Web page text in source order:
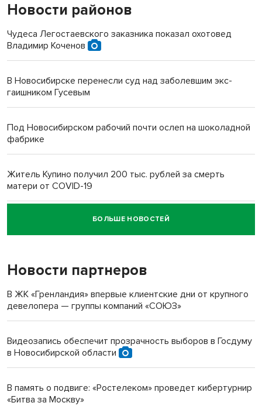
Новости районов
Чудеса Легостаевского заказника показал охотовед
Владимир Коченов
В Новосибирске перенесли суд над заболевшим экс-
гаишником Гусевым
Под Новосибирском рабочий почти ослеп на шоколадной
фабрике
Житель Купино получил 200 тыс. рублей за смерть
матери от COVID-19
Новосибирский суд наказал водителя за смерть
пенсионерки на вокзале
БОЛЬШЕ НОВОСТЕЙ
Новости партнеров
В ЖК «Гренландия» впервые клиентские дни от крупного
девелопера — группы компаний «СОЮЗ»
Видеозапись обеспечит прозрачность выборов в Госдуму
в Новосибирской области
В память о подвиге: «Ростелеком» проведет кибертурнир
«Битва за Москву»